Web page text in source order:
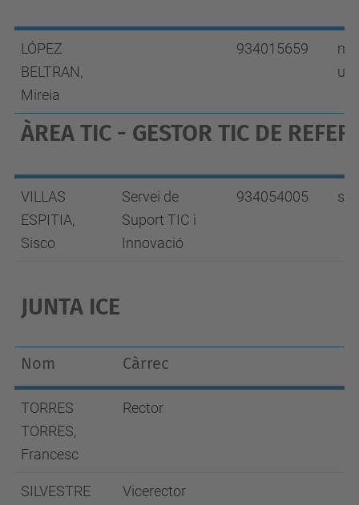
LÓPEZ
BELTRAN,
Mireia
934015659
ÀREA TIC - GESTOR TIC DE
VILLAS
ESPITIA,
Sisco
Servei de
Suport TIC i
Innovació
934054005
JUNTA ICE
Nom Càrrec
TORRES
TORRES,
Francesc
Rector
SILVESTRE Vicerector